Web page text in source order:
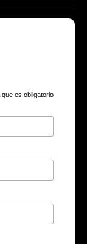
que es obligatorio